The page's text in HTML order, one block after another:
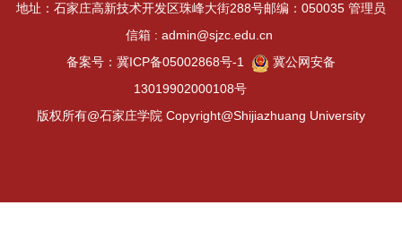
地址：石家庄高新技术开发区珠峰大街288号邮编：050035 管理员
信箱 : admin@sjzc.edu.cn
备案号：冀ICP备05002868号-1
冀公网安备
13019902000108号
版权所有@石家庄学院 Copyright@Shijiazhuang University